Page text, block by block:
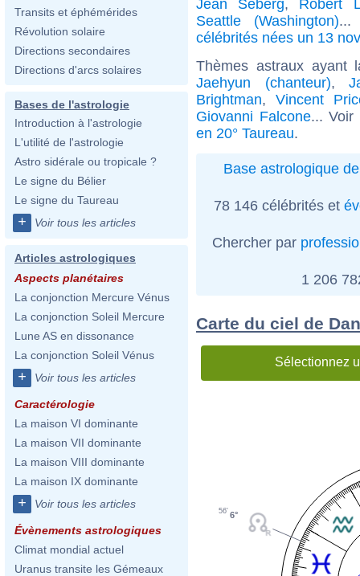
Transits et éphémérides
Révolution solaire
Directions secondaires
Directions d'arcs solaires
Bases de l'astrologie
Introduction à l'astrologie
L'utilité de l'astrologie
Astro sidérale ou tropicale ?
Le signe du Bélier
Le signe du Taureau
+ Voir tous les articles
Articles astrologiques
Aspects planétaires
La conjonction Mercure Vénus
La conjonction Soleil Mercure
Lune AS en dissonance
La conjonction Soleil Vénus
+ Voir tous les articles
Caractérologie
La maison VI dominante
La maison VII dominante
La maison VIII dominante
La maison IX dominante
+ Voir tous les articles
Évènements astrologiques
Climat mondial actuel
Uranus transite les Gémeaux
Jean Seberg, Robert
Seattle (Washington)...
célébrités nées un 13
Thèmes astraux
Jaehyun (chanteur),
Brightman, Vincent
Giovanni Falcone...
en 20° Taureau.
Base astrologique
78 146 célébrités et
Chercher par
1 206
Carte du ciel de
Sélectionnez
6°
56'